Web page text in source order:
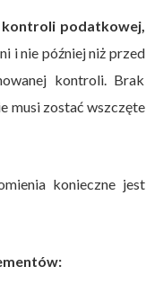
podatkowej,
i nie później niż przed
kontroli. Brak
musi zostać wszczęte
konieczne jest